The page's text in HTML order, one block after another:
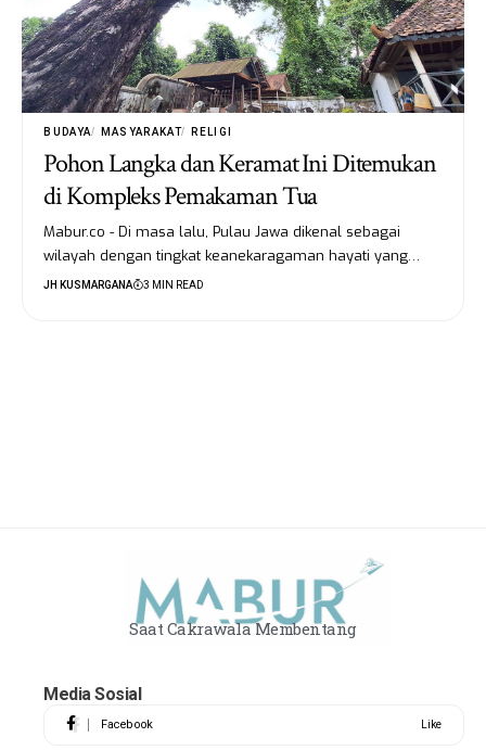
BUDAYA MASYARAKAT RELIGI
Pohon Langka dan Keramat Ini Ditemukan
di Kompleks Pemakaman Tua
Mabur.co - Di masa lalu, Pulau Jawa dikenal sebagai
wilayah dengan tingkat keanekaragaman hayati yang…
JH KUSMARGANA 3 MIN READ
Saat Cakrawala Membentang
Media Sosial
Facebook Like